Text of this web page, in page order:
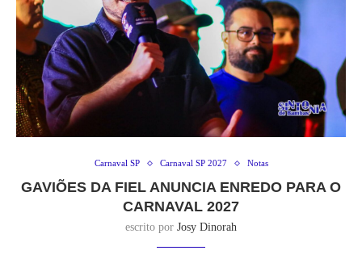
Carnaval SP Carnaval SP 2027 Notas
GAVIÕES DA FIEL ANUNCIA ENREDO PARA O
CARNAVAL 2027
escrito por Josy Dinorah